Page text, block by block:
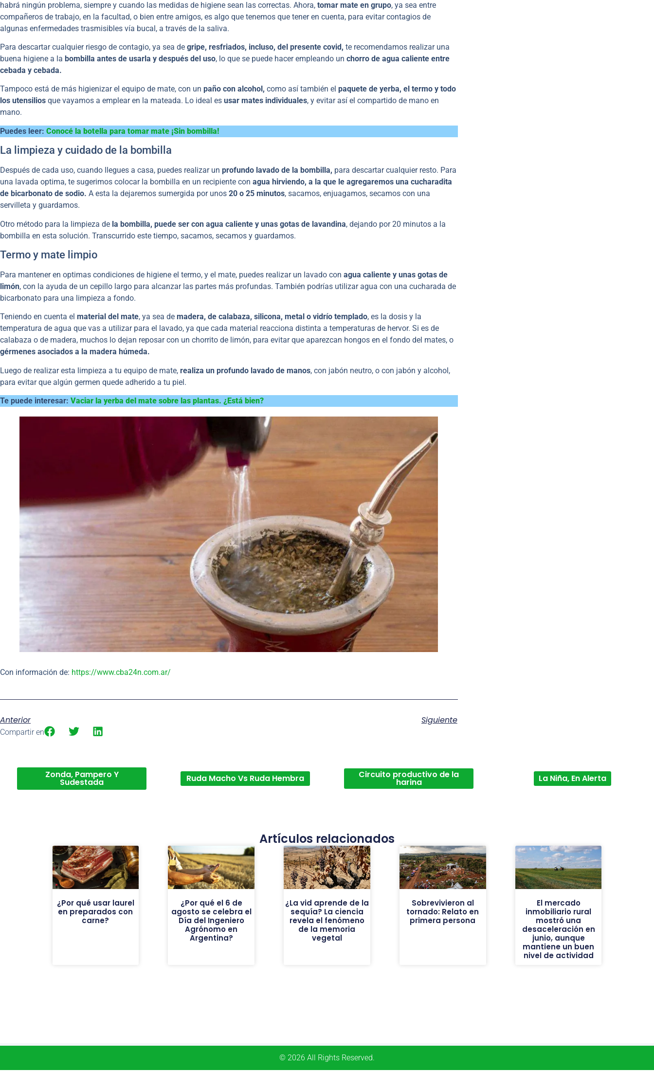
habrá ningún problema, siempre y cuando las medidas de higiene sean las correctas. Ahora, tomar mate en grupo, ya sea entre
compañeros de trabajo, en la facultad, o bien entre amigos, es algo que tenemos que tener en cuenta, para evitar contagios de
algunas enfermedades trasmisibles vía bucal, a través de la saliva.
Para descartar cualquier riesgo de contagio, ya sea de gripe, resfriados, incluso, del presente covid, te recomendamos realizar una
buena higiene a la bombilla antes de usarla y después del uso, lo que se puede hacer empleando un chorro de agua caliente entre
cebada y cebada.
Tampoco está de más higienizar el equipo de mate, con un paño con alcohol, como así también el paquete de yerba, el termo y todo
los utensilios que vayamos a emplear en la mateada. Lo ideal es usar mates individuales, y evitar así el compartido de mano en
mano.
Puedes leer: Conocé la botella para tomar mate ¡Sin bombilla!
La limpieza y cuidado de la bombilla
Después de cada uso, cuando llegues a casa, puedes realizar un profundo lavado de la bombilla, para descartar cualquier resto. Para
una lavada optima, te sugerimos colocar la bombilla en un recipiente con agua hirviendo, a la que le agregaremos una cucharadita
de bicarbonato de sodio. A esta la dejaremos sumergida por unos 20 o 25 minutos, sacamos, enjuagamos, secamos con una
servilleta y guardamos.
Otro método para la limpieza de la bombilla, puede ser con agua caliente y unas gotas de lavandina, dejando por 20 minutos a la
bombilla en esta solución. Transcurrido este tiempo, sacamos, secamos y guardamos.
Termo y mate limpio
Para mantener en optimas condiciones de higiene el termo, y el mate, puedes realizar un lavado con agua caliente y unas gotas de
limón, con la ayuda de un cepillo largo para alcanzar las partes más profundas. También podrías utilizar agua con una cucharada de
bicarbonato para una limpieza a fondo.
Teniendo en cuenta el material del mate, ya sea de madera, de calabaza, silicona, metal o vidrío templado, es la dosis y la
temperatura de agua que vas a utilizar para el lavado, ya que cada material reacciona distinta a temperaturas de hervor. Si es de
calabaza o de madera, muchos lo dejan reposar con un chorrito de limón, para evitar que aparezcan hongos en el fondo del mates, o
gérmenes asociados a la madera húmeda.
Luego de realizar esta limpieza a tu equipo de mate, realiza un profundo lavado de manos, con jabón neutro, o con jabón y alcohol,
para evitar que algún germen quede adherido a tu piel.
Te puede interesar: Vaciar la yerba del mate sobre las plantas. ¿Está bien?
Con información de: https://www.cba24n.com.ar/
Anterior Siguiente
Compartir en
Zonda, Pampero Y
Sudestada Ruda Macho Vs Ruda Hembra Circuito productivo de la
harina La Niña, En Alerta
Artículos relacionados
¿Por qué usar laurel
en preparados con
carne?
¿Por qué el 6 de
agosto se celebra el
Día del Ingeniero
Agrónomo en
Argentina?
¿La vid aprende de la
sequía? La ciencia
revela el fenómeno
de la memoria
vegetal
Sobrevivieron al
tornado: Relato en
primera persona
El mercado
inmobiliario rural
mostró una
desaceleración en
junio, aunque
mantiene un buen
nivel de actividad
© 2026 All Rights Reserved.